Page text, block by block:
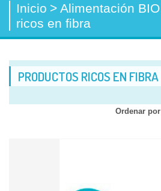
Inicio > Alimentación BIO
ricos en fibra
PRODUCTOS RICOS EN FIBRA
Ordenar por